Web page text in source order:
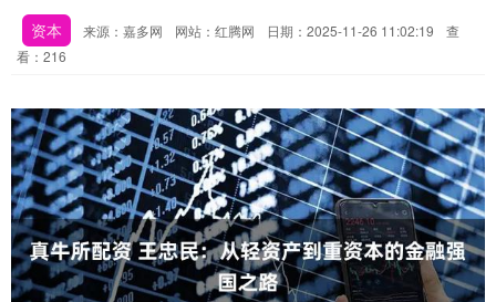
资本 来源：嘉多网 网站：红腾网 日期：2025-11-26 11:02:19
查
看：216